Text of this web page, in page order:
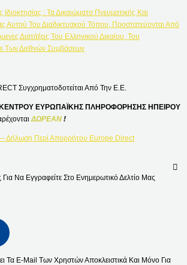
: Τα Δικαιώματα Πνευματικής Και
Αυτού Του Διαδικτυακού Τόπου, Προστατεύονται Από
Διατάξεις Του Ελληνικού Δικαίου, Του
Των Διεθνών Συμβάσεων
Συγχρηματοδοτείται Από Την Ε.Ε.
ΕΥΡΩΠΑΪΚΗΣ ΠΛΗΡΟΦΟΡΗΣΗΣ ΗΠΕΙΡΟΥ
ΔΩΡΕΑΝ !
Δήλωση Περί Απορρήτου Europe Direct
Για Να Εγγραφείτε Στο Ενημερωτικό Δελτίο Μας
Τα E-Mail Των Χρηστών Αποκλειστικά Και Μόνο Για